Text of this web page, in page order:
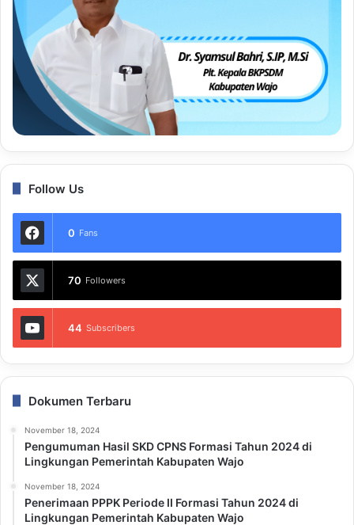
Follow Us
0 Fans
70 Followers
44 Subscribers
Dokumen Terbaru
November 18, 2024
Pengumuman Hasil SKD CPNS Formasi Tahun 2024 di
Lingkungan Pemerintah Kabupaten Wajo
November 18, 2024
Penerimaan PPPK Periode II Formasi Tahun 2024 di
Lingkungan Pemerintah Kabupaten Wajo